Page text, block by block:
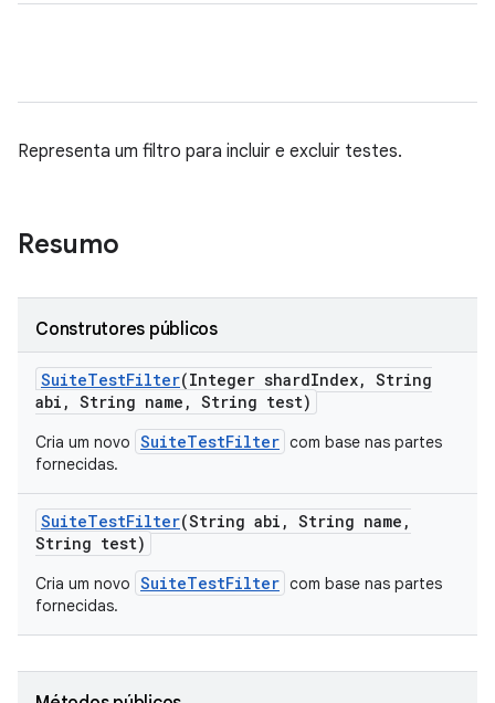
Representa um filtro para incluir e excluir testes.
Resumo
Construtores públicos
SuiteTestFilter(Integer shardIndex, String
abi , String name , String test)
Cria um novo SuiteTestFilter com base nas partes
fornecidas.
SuiteTestFilter(String abi , String name ,
String test)
Cria um novo SuiteTestFilter com base nas partes
fornecidas.